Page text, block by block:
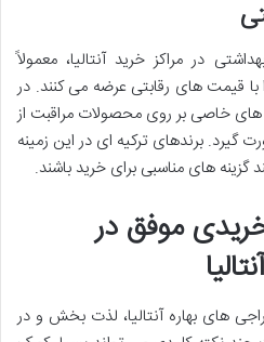
در مراکز خرید آنتالیا، معمولاً
با قیمت های رقابتی عرضه می کنند. در
خاصی بر روی محصولات مراقبت از
گیرد. برندهای ترکیه ای در این زمینه
گزینه های مناسبی برای خرید باشند.
موفق در
های بهاره آنتالیا، لذت بخش و در